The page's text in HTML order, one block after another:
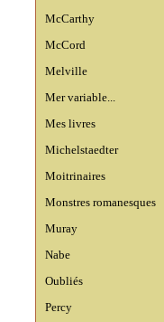
McCarthy
McCord
Melville
Mer variable...
Mes livres
Michelstaedter
Moitrinaires
Monstres romanesques
Muray
Nabe
Oubliés
Percy